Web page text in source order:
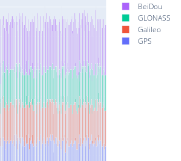
BeiDou
GLONASS
Galileo
GPS